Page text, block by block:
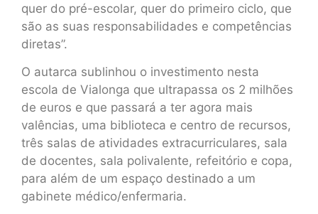
quer do pré-escolar, quer do primeiro ciclo, que
são as suas responsabilidades e competências
diretas”.
O autarca sublinhou o investimento nesta
escola de Vialonga que ultrapassa os 2 milhões
de euros e que passará a ter agora mais
valências, uma biblioteca e centro de recursos,
três salas de atividades extracurriculares, sala
de docentes, sala polivalente, refeitório e copa,
para além de um espaço destinado a um
gabinete médico/enfermaria.